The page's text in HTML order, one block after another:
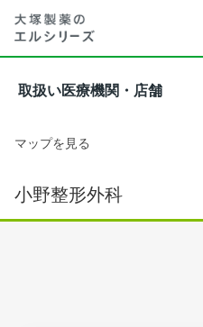
取扱い医療機関・店舗
マップを見る
小野整形外科